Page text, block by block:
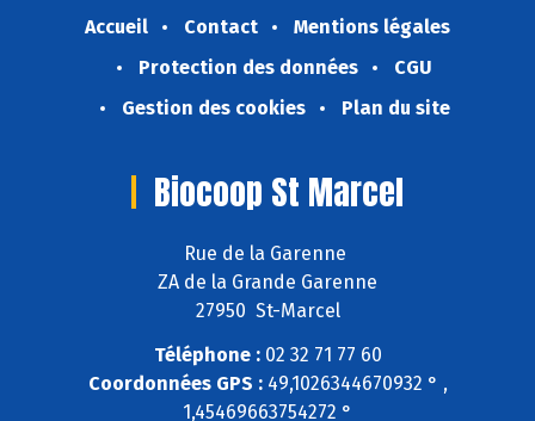
Accueil Contact
Mentions légales
Protection des données
CGU
Gestion des cookies
Plan du site
Biocoop St Marcel
Rue de la Garenne
ZA de la Grande Garenne
27950 St-Marcel
Téléphone :02 32 71 77 60
Coordonnées GPS :49,1026344670932 ° ,
1,45469663754272 °